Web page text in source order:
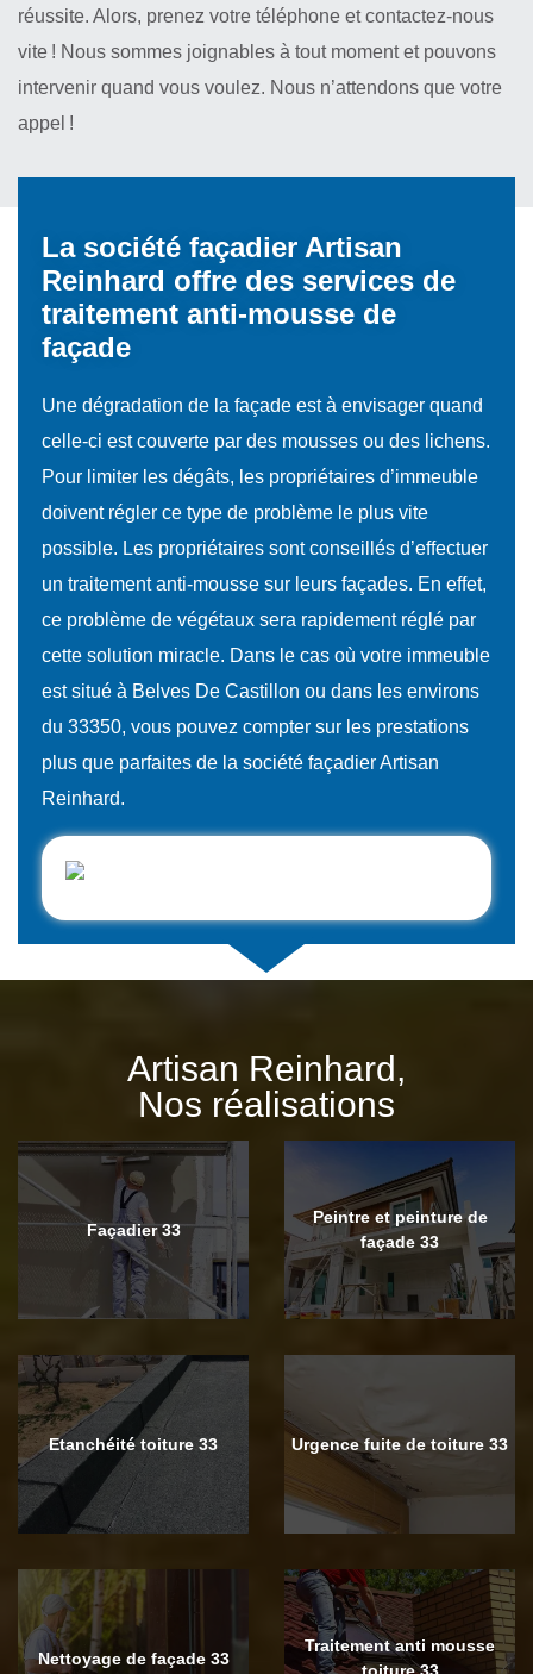
réussite. Alors, prenez votre téléphone et contactez-nous
vite ! Nous sommes joignables à tout moment et pouvons
intervenir quand vous voulez. Nous n’attendons que votre
appel !
La société façadier Artisan
Reinhard offre des services de
traitement anti-mousse de
façade
Une dégradation de la façade est à envisager quand
celle-ci est couverte par des mousses ou des lichens.
Pour limiter les dégâts, les propriétaires d’immeuble
doivent régler ce type de problème le plus vite
possible. Les propriétaires sont conseillés d’effectuer
un traitement anti-mousse sur leurs façades. En effet,
ce problème de végétaux sera rapidement réglé par
cette solution miracle. Dans le cas où votre immeuble
est situé à Belves De Castillon ou dans les environs
du 33350, vous pouvez compter sur les prestations
plus que parfaites de la société façadier Artisan
Reinhard.
Artisan Reinhard,
Nos réalisations
Façadier 33
Peintre et peinture de
façade 33
Etanchéité toiture 33 Urgence fuite de toiture 33
Nettoyage de façade 33
Traitement anti mousse
toiture 33